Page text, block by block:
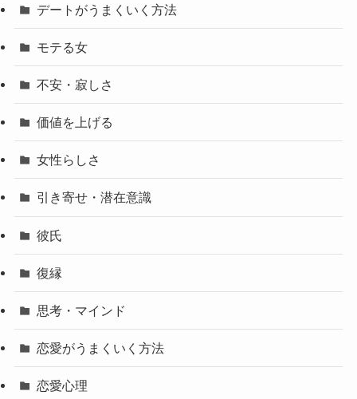
デートがうまくいく方法
モテる女
不安・寂しさ
価値を上げる
女性らしさ
引き寄せ・潜在意識
彼氏
復縁
思考・マインド
恋愛がうまくいく方法
恋愛心理